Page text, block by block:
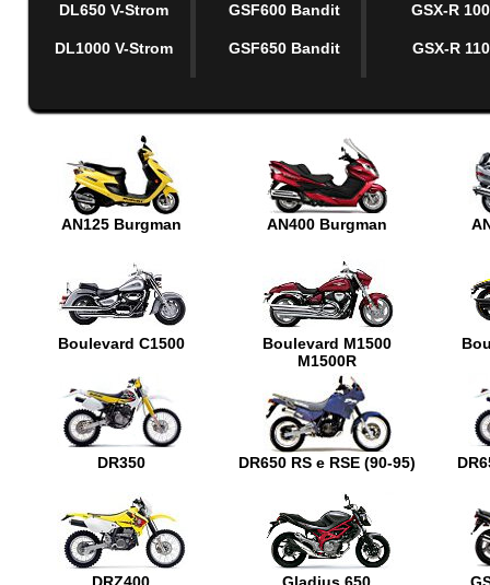
DL650 V-Strom
DL1000 V-Strom
GSF600 Bandit
GSF650 Bandit
GSX-R
GSX-R
AN125 Burgman AN400 Burgman
Boulevard C1500
Boulevard M1500
M1500R
DR350 DR650 RS e RSE (90-95)